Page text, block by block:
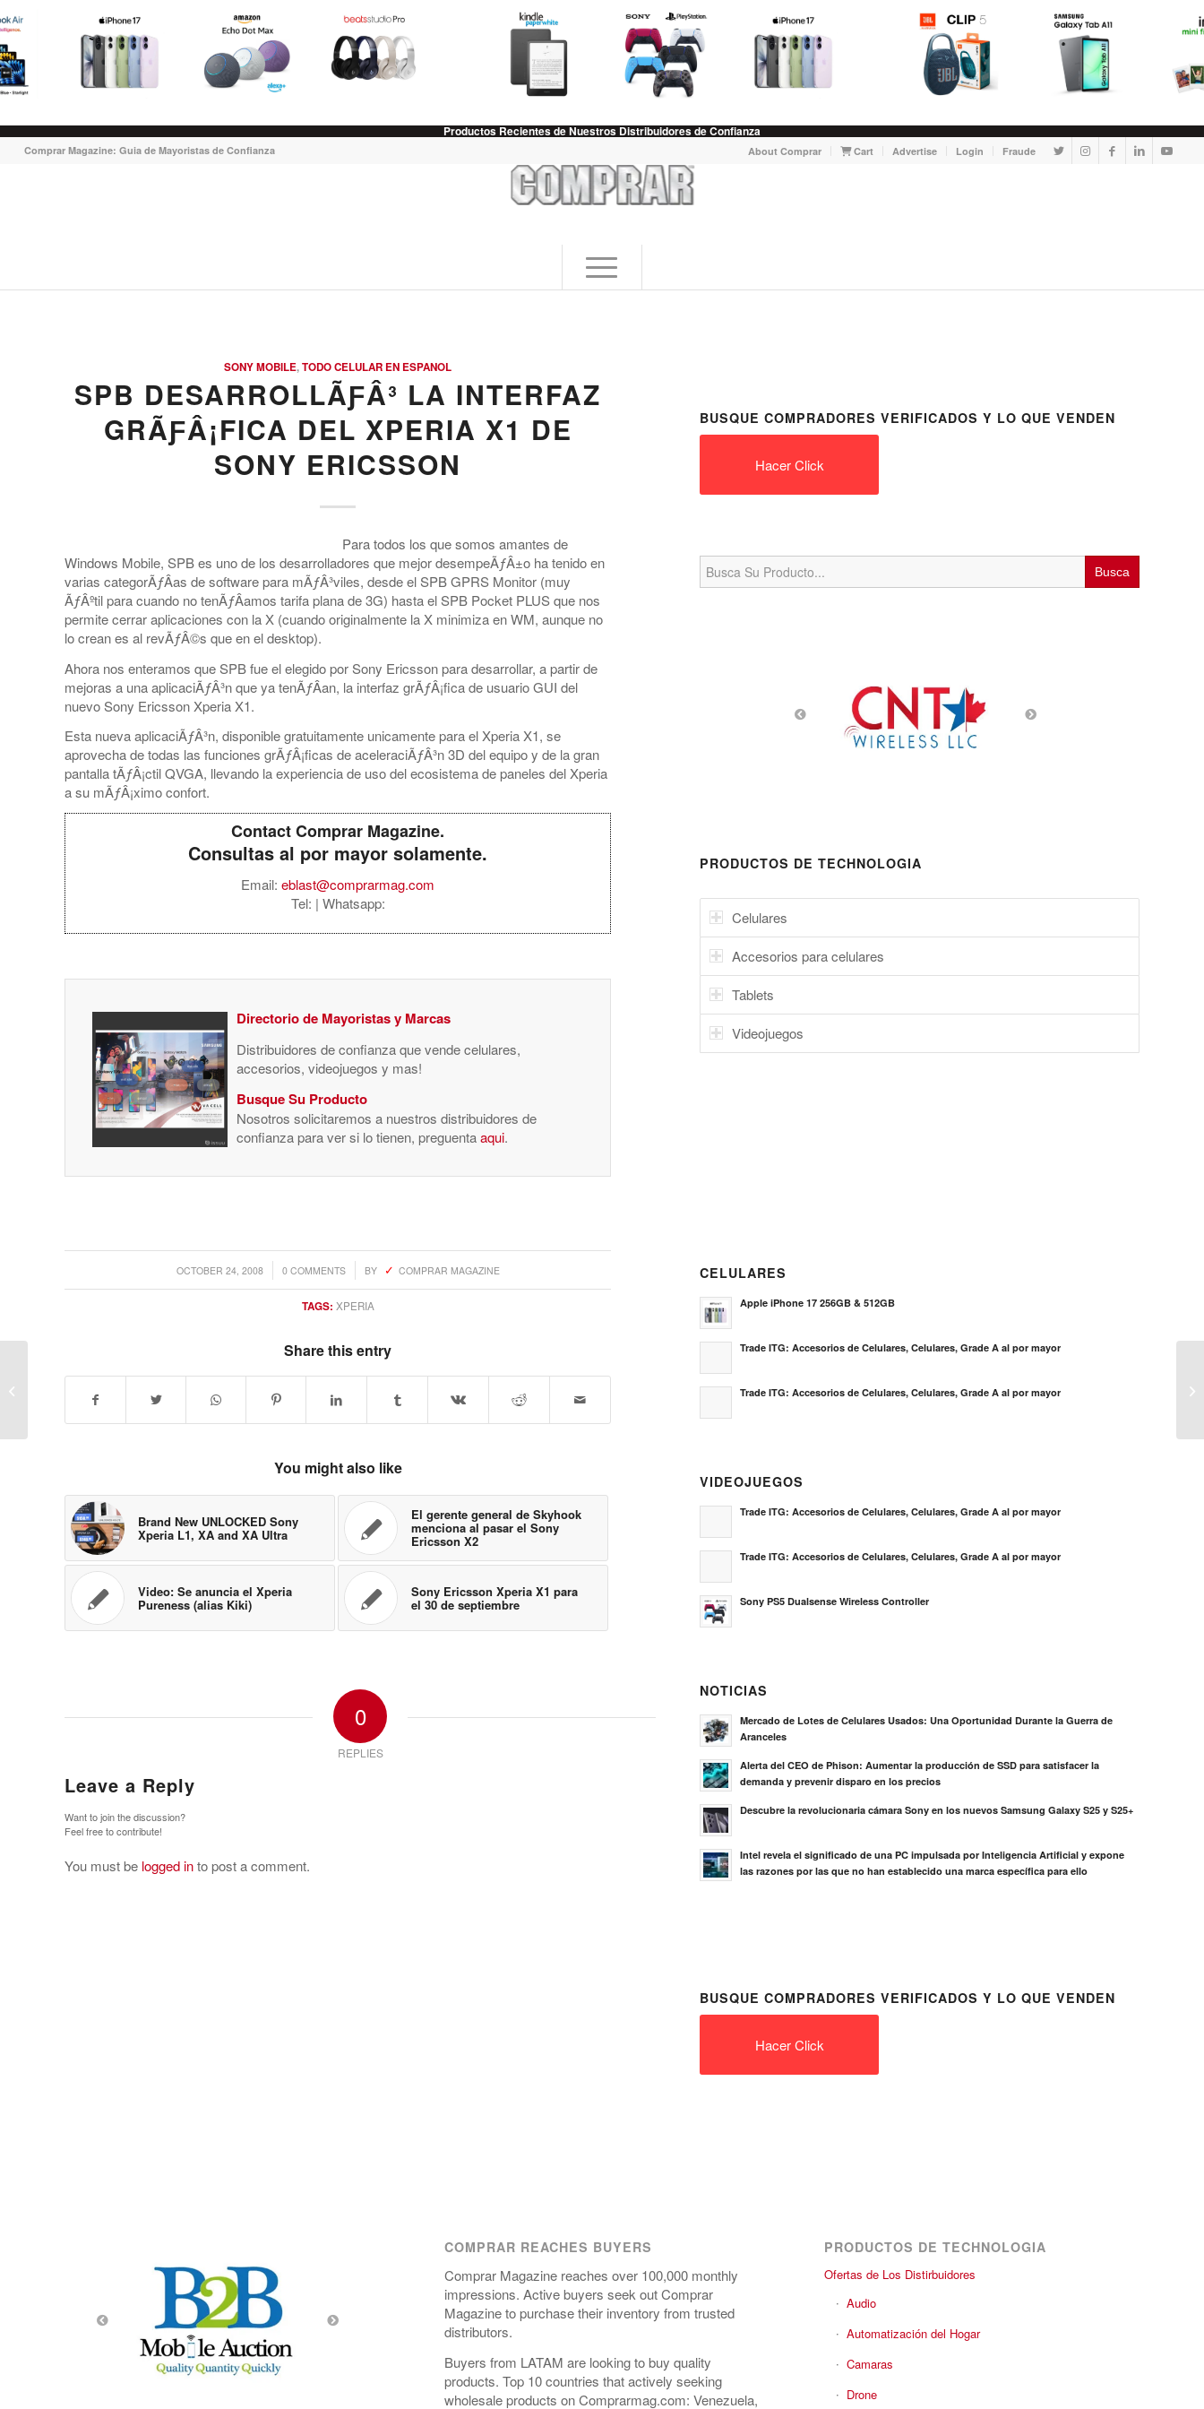
Productos Recientes de Nuestros Distribuidores de Confianza
About Comprar Cart Advertise Login Fraude
Comprar Magazine: Guia de Mayoristas de Confianza
SONY MOBILE,TODO CELULAR EN ESPANOL
SPB DESARROLLÃƑÂ³ LA INTERFAZ
GRÃƑÂ¡FICA DEL XPERIA X1 DE
SONY ERICSSON
Para todos los que somos amantes de
Windows Mobile, SPB es uno de los desarrolladores que mejor desempeÃƒÂ±o ha tenido en
varias categorÃƒÂ­as de software para mÃƒÂ³viles, desde el SPB GPRS Monitor (muy
ÃƒÂºtil para cuando no tenÃƒÂ­amos tarifa plana de 3G) hasta el SPB Pocket PLUS que nos
permite cerrar aplicaciones con la X (cuando originalmente la X minimiza en WM, aunque no
lo crean es al revÃƒÂ©s que en el desktop).
Ahora nos enteramos que SPB fue el elegido por Sony Ericsson para desarrollar, a partir de
mejoras a una aplicaciÃƒÂ³n que ya tenÃƒÂ­an, la interfaz grÃƒÂ¡fica de usuario GUI del
nuevo Sony Ericsson Xperia X1.
Esta nueva aplicaciÃƒÂ³n, disponible gratuitamente unicamente para el Xperia X1, se
aprovecha de todas las funciones grÃƒÂ¡ficas de aceleraciÃƒÂ³n 3D del equipo y de la gran
pantalla tÃƒÂ¡ctil QVGA, llevando la experiencia de uso del ecosistema de paneles del Xperia
a su mÃƒÂ¡ximo confort.
Contact Comprar Magazine.
Consultas al por mayor solamente.
Email: eblast@comprarmag.com
Tel: | Whatsapp:
Directorio de Mayoristas y Marcas
Distribuidores de confianza que vende celulares,
accesorios, videojuegos y mas!
Busque Su Producto
Nosotros solicitaremos a nuestros distribuidores de
confianza para ver si lo tienen, preguentaaqui.
OCTOBER 24, 2008
/ 0 COMMENTS
/ BY COMPRAR MAGAZINE
TAGS: XPERIA
Share this entry
You might also like
Brand New UNLOCKED Sony
Xperia L1, XA and XA Ultra
El gerente general de Skyhook
menciona al pasar el Sony
Ericsson X2
Video: Se anuncia el Xperia
Pureness (alias Kiki)
Sony Ericsson Xperia X1 para
el 30 de septiembre
0
REPLIES
Leave a Reply
Want to join the discussion?
Feel free to contribute!
You must be logged into post a comment.
BUSQUE COMPRADORES VERIFICADOS Y LO QUE VENDEN
Hacer Click
Search
for:
PRODUCTOS DE TECHNOLOGIA
Celulares
Accesorios para celulares
Tablets
Videojuegos
CELULARES
Apple iPhone 17 256GB & 512GB
Trade ITG: Accesorios de Celulares, Celulares, Grade A al por mayor
Trade ITG: Accesorios de Celulares, Celulares, Grade A al por mayor
VIDEOJUEGOS
Trade ITG: Accesorios de Celulares, Celulares, Grade A al por mayor
Trade ITG: Accesorios de Celulares, Celulares, Grade A al por mayor
Sony PS5 Dualsense Wireless Controller
NOTICIAS
Mercado de Lotes de Celulares Usados: Una Oportunidad Durante la Guerra de
Aranceles
Alerta del CEO de Phison: Aumentar la producción de SSD para satisfacer la
demanda y prevenir disparo en los precios
Descubre la revolucionaria cámara Sony en los nuevos Samsung Galaxy S25 y S25+
Intel revela el significado de una PC impulsada por Inteligencia Artificial y expone
las razones por las que no han establecido una marca específica para ello
BUSQUE COMPRADORES VERIFICADOS Y LO QUE VENDEN
Hacer Click
COMPRAR REACHES BUYERS
Comprar Magazine reaches over 100,000 monthly
impressions. Active buyers seek out Comprar
Magazine to purchase their inventory from trusted
distributors.
Buyers from LATAM are looking to buy quality
products. Top 10 countries that actively seeking
wholesale products on Comprarmag.com: Venezuela,
PRODUCTOS DE TECHNOLOGIA
Ofertas de Los Distirbuidores
Audio
Automatización del Hogar
Camaras
Drone
Access presentÃƒÂ³ ALP 3.0 pero no
serÃƒÂ­a el nuevo Palm OS